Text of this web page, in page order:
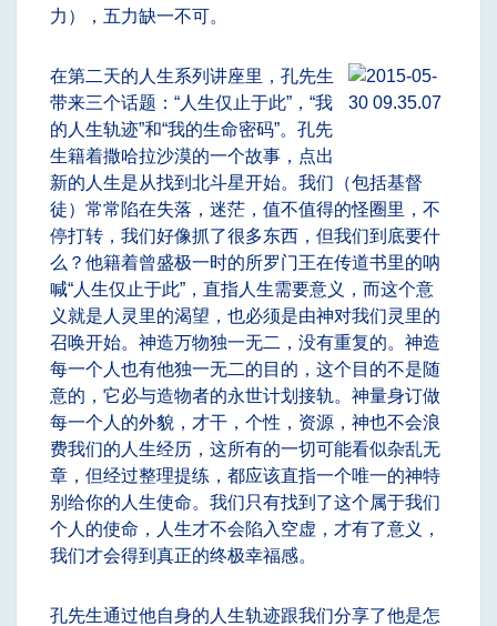
力），五力缺一不可。
在第二天的人生系列讲座里，孔先生
带来三个话题：“人生仅止于此”，“我
的人生轨迹”和“我的生命密码”。孔先
生籍着撒哈拉沙漠的一个故事，点出
新的人生是从找到北斗星开始。我们（包括基督
徒）常常陷在失落，迷茫，值不值得的怪圈里，不
停打转，我们好像抓了很多东西，但我们到底要什
么？他籍着曾盛极一时的所罗门王在传道书里的呐
喊“人生仅止于此”，直指人生需要意义，而这个意
义就是人灵里的渴望，也必须是由神对我们灵里的
召唤开始。神造万物独一无二，没有重复的。神造
每一个人也有他独一无二的目的，这个目的不是随
意的，它必与造物者的永世计划接轨。神量身订做
每一个人的外貌，才干，个性，资源，神也不会浪
费我们的人生经历，这所有的一切可能看似杂乱无
章，但经过整理提练，都应该直指一个唯一的神特
别给你的人生使命。我们只有找到了这个属于我们
个人的使命，人生才不会陷入空虚，才有了意义，
我们才会得到真正的终极幸福感。
孔先生通过他自身的人生轨迹跟我们分享了他是怎